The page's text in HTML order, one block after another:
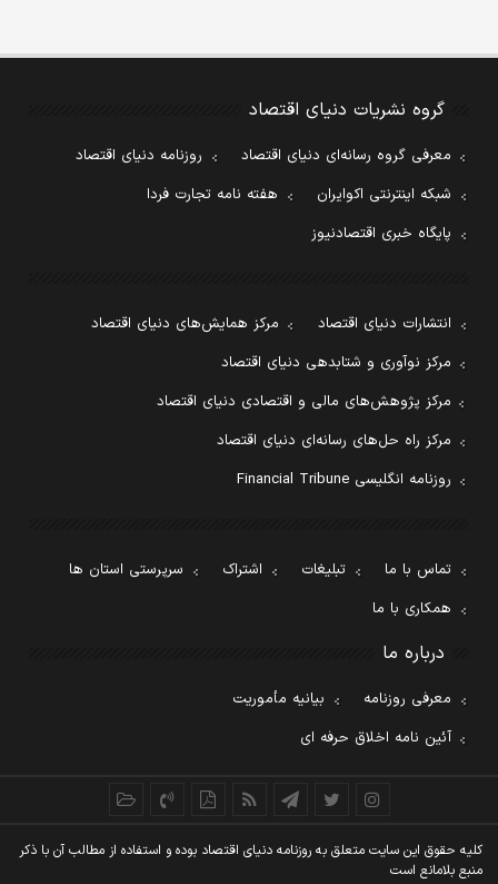
گروه نشریات دنیای اقتصاد
معرفی گروه رسانه‌ای دنیای اقتصاد
روزنامه دنیای اقتصاد
شبکه اینترنتی اکوایران
هفته نامه تجارت فردا
پایگاه خبری اقتصادنیوز
انتشارات دنیای اقتصاد
مرکز همایش‌های دنیای اقتصاد
مرکز نوآوری و شتابدهی دنیای اقتصاد
مرکز پژوهش‌های مالی و اقتصادی دنیای اقتصاد
مرکز راه حل‌های رسانه‌ای دنیای اقتصاد
روزنامه انگلیسی Financial Tribune
تماس با ما تبلیغات اشتراک
سرپرستی استان ها
همکاری با ما
درباره ما
معرفی روزنامه
بیانیه مأموریت
آئین نامه اخلاق حرفه ای
کليه حقوق اين سايت متعلق به روزنامه دنيای اقتصاد بوده و استفاده از مطالب آن با ذکر
منبع بلامانع است